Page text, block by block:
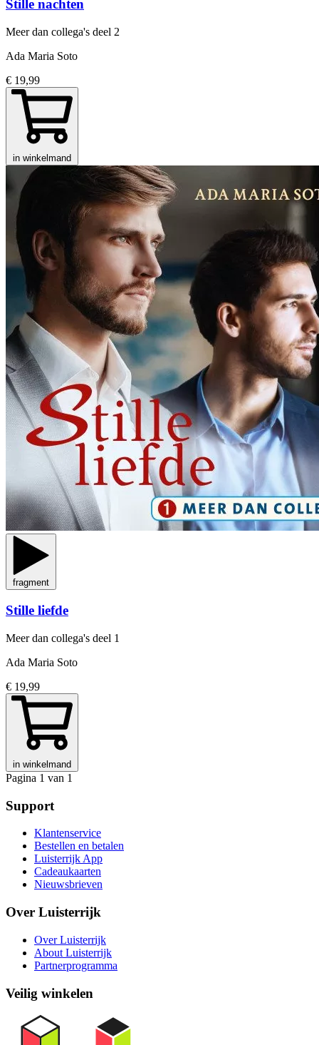
Stille nachten
Meer dan collega's deel 2
Ada Maria Soto
€ 19,99
in winkelmand
fragment
Stille liefde
Meer dan collega's deel 1
Ada Maria Soto
€ 19,99
in winkelmand
Pagina 1 van 1
Support
Klantenservice
Bestellen en betalen
Luisterrijk App
Cadeaukaarten
Nieuwsbrieven
Over Luisterrijk
Over Luisterrijk
About Luisterrijk
Partnerprogramma
Veilig winkelen